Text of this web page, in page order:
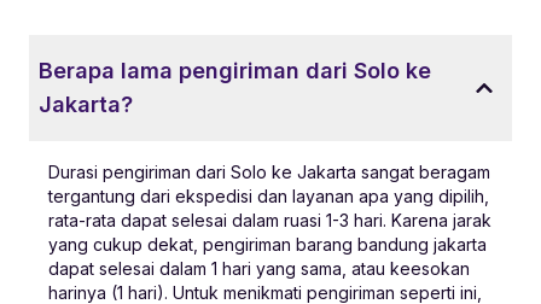
Berapa lama pengiriman dari Solo ke
Jakarta?
Durasi pengiriman dari Solo ke Jakarta sangat beragam
tergantung dari ekspedisi dan layanan apa yang dipilih,
rata-rata dapat selesai dalam ruasi 1-3 hari. Karena jarak
yang cukup dekat, pengiriman barang bandung jakarta
dapat selesai dalam 1 hari yang sama, atau keesokan
harinya (1 hari). Untuk menikmati pengiriman seperti ini,